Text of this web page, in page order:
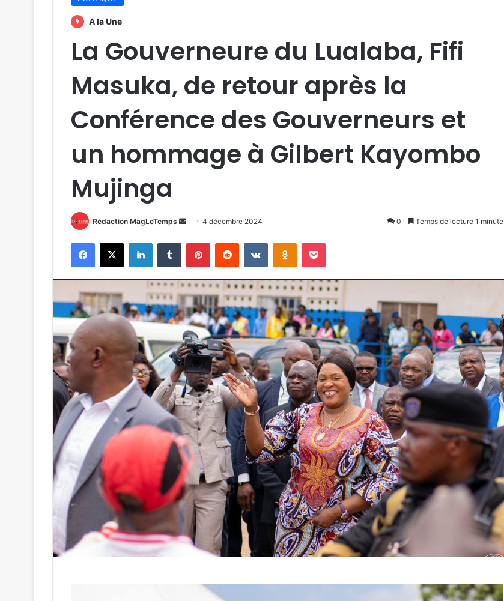
A la Une
La Gouverneure du Lualaba, Fifi
Masuka, de retour après la
Conférence des Gouverneurs et
un hommage à Gilbert Kayombo
Mujinga
Rédaction MagLeTemps
Envoyer
courriel
4 décembre 2024 0 Temps de lecture 1 minute
Facebook
X LinkedinTumblr PinterestReddit VKontakteOdnoklassniki
Pocket